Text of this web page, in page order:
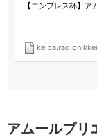
アムールブリ